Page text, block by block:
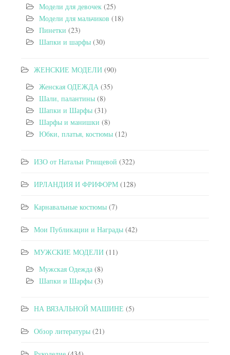
Модели для девочек (25)
Модели для мальчиков (18)
Пинетки (23)
Шапки и шарфы (30)
ЖЕНСКИЕ МОДЕЛИ (90)
Женская ОДЕЖДА (35)
Шали, палантины (8)
Шапки и Шарфы (31)
Шарфы и манишки (8)
Юбки, платья, костюмы (12)
ИЗО от Натальи Ртищевой (322)
ИРЛАНДИЯ И ФРИФОРМ (128)
Карнавальные костюмы (7)
Мои Публикации и Награды (42)
МУЖСКИЕ МОДЕЛИ (11)
Мужская Одежда (8)
Шапки и Шарфы (3)
НА ВЯЗАЛЬНОЙ МАШИНЕ (5)
Обзор литературы (21)